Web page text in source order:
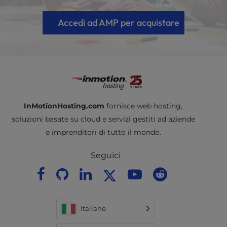
Accedi ad AMP per acquistare
InMotionHosting.com fornisce web hosting,
soluzioni basate su cloud e servizi gestiti ad aziende
e imprenditori di tutto il mondo.
Seguici
Italiano